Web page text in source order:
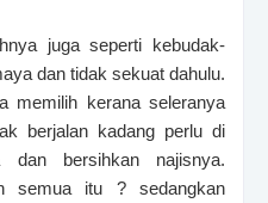
juga seperti kebudak-
dan tidak sekuat dahulu.
memilih kerana seleranya
berjalan kadang perlu di
dan bersihkan najisnya.
semua itu ? sedangkan